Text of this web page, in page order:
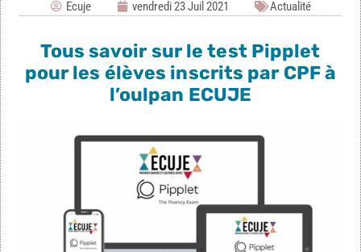
Ecuje vendredi 23 Juil 2021 Actualité
Tous savoir sur le test Pipplet
pour les élèves inscrits par CPF à
l’oulpan ECUJE